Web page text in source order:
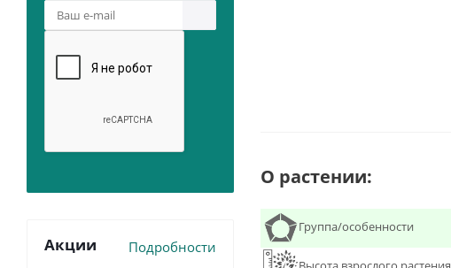
О растении:
Группа/особенности
Акции Подробности